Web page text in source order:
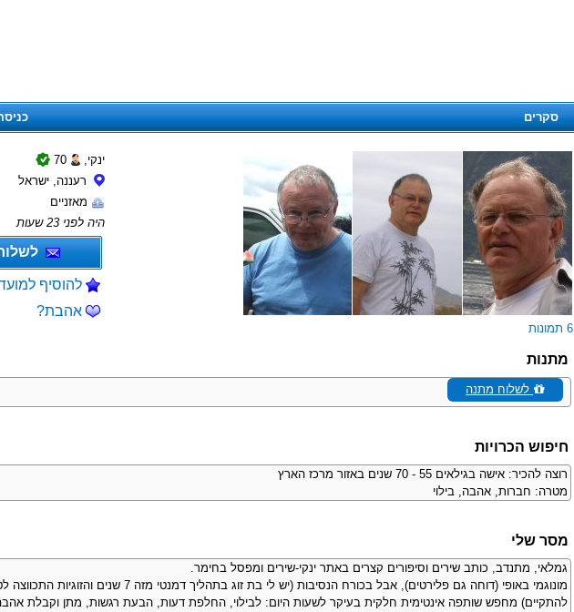
סקרים
6 תמונות
ינקי,
70
רעננה, ישראל
מאזניים
היה לפני 23 שעות
להוסיף
אהבת?
מתנות
לשלוח מתנה
חיפוש הכרויות
רוצה להכיר: אישה בגילאים 55 - 70 שנים באזור מרכז הארץ
מטרה: חברות, אהבה, בילוי
מסר שלי
גמלאי, מתנדב, כותב שירים וסיפורים קצרים באתר ינקי-שירים ומפסל בחימר.
מונוגמי באופי (דוחה גם פלירטים), אבל בכורח הנסיבות (יש לי בת זוג בתהליך
להתקיים) מחפש שותפה אינטימית חלקית בעיקר לשעות היום: לבילוי, החלפת דעות, הבעת רגשות, מתן וקבלת